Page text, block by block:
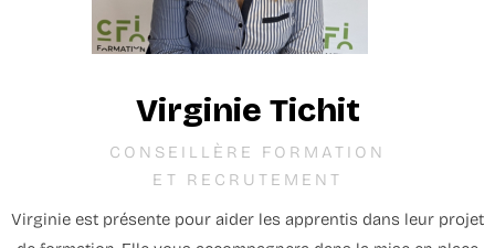
Virginie Tichit
CONSEILLÈRE FORMATION
ET RECRUTEMENT
Virginie est présente pour aider les apprentis dans leur projet